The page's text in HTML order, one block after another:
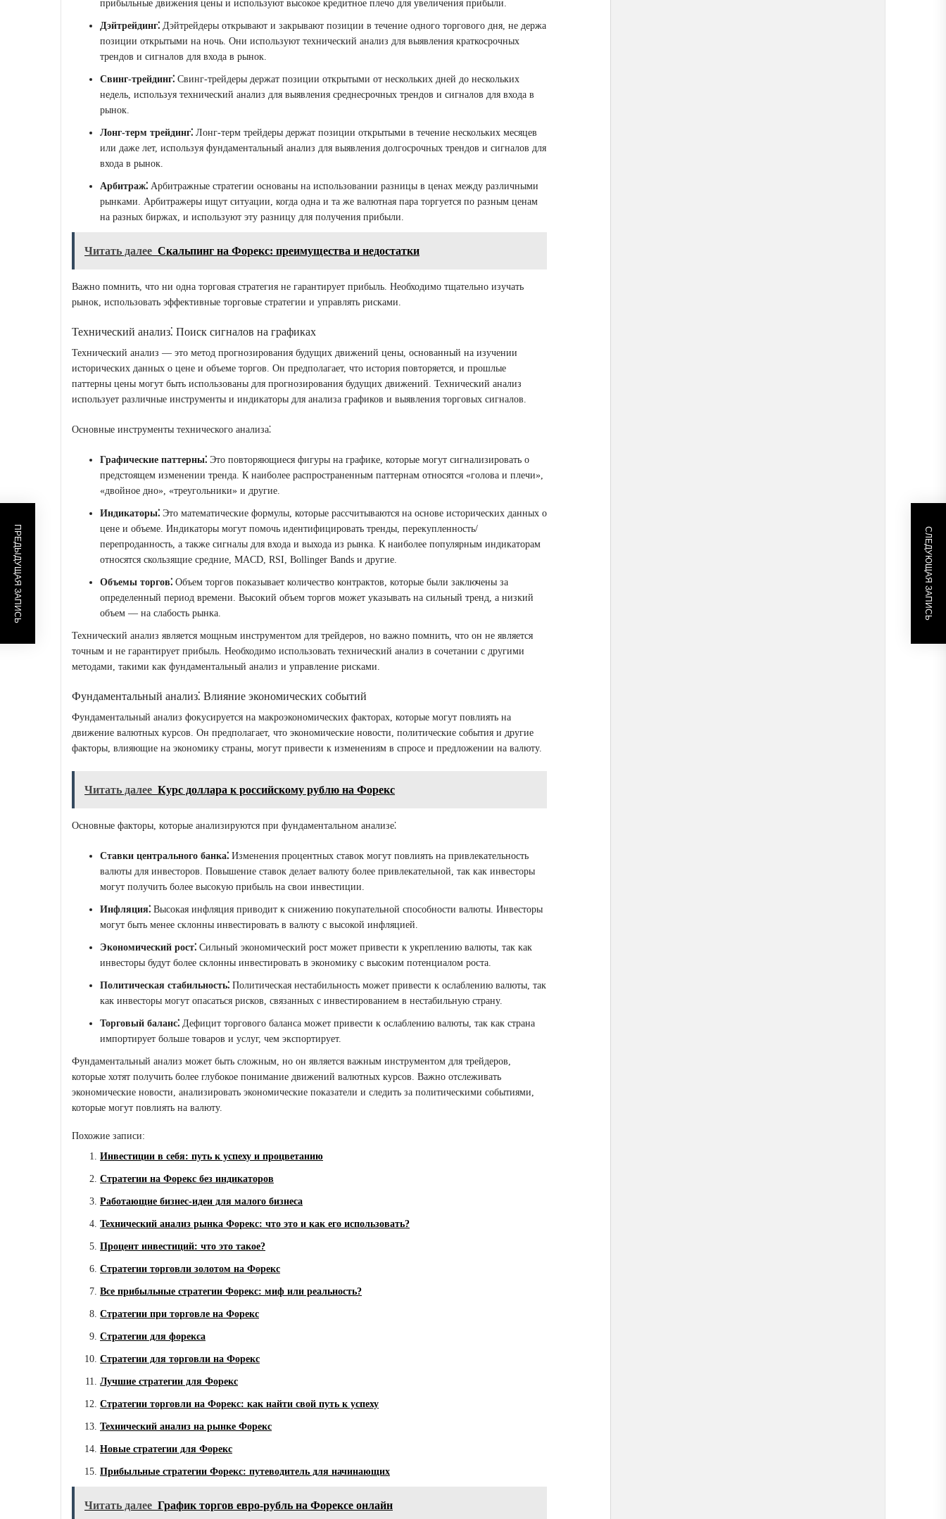
прибыльные движения цены и используют высокое кредитное плечо для увеличения прибыли.
Дэйтрейдинг⁚ Дэйтрейдеры открывают и закрывают позиции в течение одного торгового дня, не держа
позиции открытыми на ночь. Они используют технический анализ для выявления краткосрочных
трендов и сигналов для входа в рынок.
Свинг-трейдинг⁚ Свинг-трейдеры держат позиции открытыми от нескольких дней до нескольких
недель, используя технический анализ для выявления среднесрочных трендов и сигналов для входа в
рынок.
Лонг-терм трейдинг⁚ Лонг-терм трейдеры держат позиции открытыми в течение нескольких месяцев
или даже лет, используя фундаментальный анализ для выявления долгосрочных трендов и сигналов для
входа в рынок.
Арбитраж⁚ Арбитражные стратегии основаны на использовании разницы в ценах между различными
рынками. Арбитражеры ищут ситуации, когда одна и та же валютная пара торгуется по разным ценам
на разных биржах, и используют эту разницу для получения прибыли.
Читать далее Скальпинг на Форекс: преимущества и недостатки
Важно помнить, что ни одна торговая стратегия не гарантирует прибыль. Необходимо тщательно изучать
рынок, использовать эффективные торговые стратегии и управлять рисками.
Технический анализ⁚ Поиск сигналов на графиках
Технический анализ — это метод прогнозирования будущих движений цены, основанный на изучении
исторических данных о цене и объеме торгов. Он предполагает, что история повторяется, и прошлые
паттерны цены могут быть использованы для прогнозирования будущих движений. Технический анализ
использует различные инструменты и индикаторы для анализа графиков и выявления торговых сигналов.
Основные инструменты технического анализа⁚
Графические паттерны⁚ Это повторяющиеся фигуры на графике, которые могут сигнализировать о
предстоящем изменении тренда. К наиболее распространенным паттернам относятся «голова и плечи»,
«двойное дно», «треугольники» и другие.
Индикаторы⁚ Это математические формулы, которые рассчитываются на основе исторических данных о
цене и объеме. Индикаторы могут помочь идентифицировать тренды, перекупленность/
перепроданность, а также сигналы для входа и выхода из рынка. К наиболее популярным индикаторам
относятся скользящие средние, MACD, RSI, Bollinger Bands и другие.
Объемы торгов⁚ Объем торгов показывает количество контрактов, которые были заключены за
определенный период времени. Высокий объем торгов может указывать на сильный тренд, а низкий
объем — на слабость рынка.
Технический анализ является мощным инструментом для трейдеров, но важно помнить, что он не является
точным и не гарантирует прибыль. Необходимо использовать технический анализ в сочетании с другими
методами, такими как фундаментальный анализ и управление рисками.
Фундаментальный анализ⁚ Влияние экономических событий
Фундаментальный анализ фокусируется на макроэкономических факторах, которые могут повлиять на
движение валютных курсов. Он предполагает, что экономические новости, политические события и другие
факторы, влияющие на экономику страны, могут привести к изменениям в спросе и предложении на валюту.
Читать далее Курс доллара к российскому рублю на Форекс
Основные факторы, которые анализируются при фундаментальном анализе⁚
Ставки центрального банка⁚ Изменения процентных ставок могут повлиять на привлекательность
валюты для инвесторов. Повышение ставок делает валюту более привлекательной, так как инвесторы
могут получить более высокую прибыль на свои инвестиции.
Инфляция⁚ Высокая инфляция приводит к снижению покупательной способности валюты. Инвесторы
могут быть менее склонны инвестировать в валюту с высокой инфляцией.
Экономический рост⁚ Сильный экономический рост может привести к укреплению валюты, так как
инвесторы будут более склонны инвестировать в экономику с высоким потенциалом роста.
Политическая стабильность⁚ Политическая нестабильность может привести к ослаблению валюты, так
как инвесторы могут опасаться рисков, связанных с инвестированием в нестабильную страну.
Торговый баланс⁚ Дефицит торгового баланса может привести к ослаблению валюты, так как страна
импортирует больше товаров и услуг, чем экспортирует.
Фундаментальный анализ может быть сложным, но он является важным инструментом для трейдеров,
которые хотят получить более глубокое понимание движений валютных курсов. Важно отслеживать
экономические новости, анализировать экономические показатели и следить за политическими событиями,
которые могут повлиять на валюту.
Похожие записи:
Инвестиции в себя: путь к успеху и процветанию
Стратегии на Форекс без индикаторов
Работающие бизнес-идеи для малого бизнеса
Технический анализ рынка Форекс: что это и как его использовать?
Процент инвестиций: что это такое?
Стратегии торговли золотом на Форекс
Все прибыльные стратегии Форекс: миф или реальность?
Стратегии при торговле на Форекс
Стратегии для форекса
Стратегии для торговли на Форекс
Лучшие стратегии для Форекс
Стратегии торговли на Форекс: как найти свой путь к успеху
Технический анализ на рынке Форекс
Новые стратегии для Форекс
Прибыльные стратегии Форекс: путеводитель для начинающих
Читать далее График торгов евро-рубль на Форексе онлайн
ПРЕДЫДУЩАЯ ЗАПИСЬ СЛЕДУЮЩАЯ ЗАПИСЬ